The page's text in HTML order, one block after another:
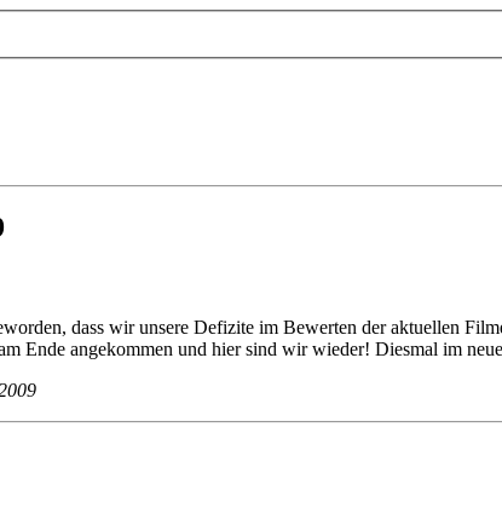
dass wir unsere Defizite im Bewerten der aktuellen
Ende angekommen und hier sind wir wieder! Diesmal im